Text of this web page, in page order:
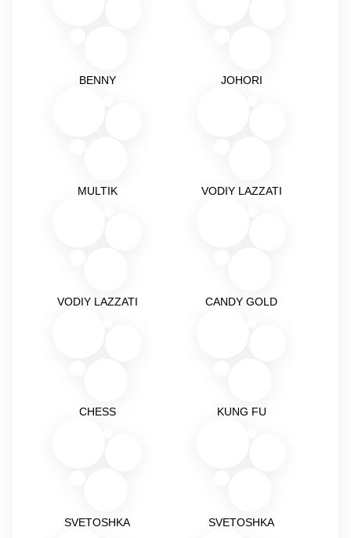
BENNY JOHORI
MULTIK VODIY LAZZATI
VODIY LAZZATI CANDY GOLD
CHESS KUNG FU
SVETOSHKA SVETOSHKA